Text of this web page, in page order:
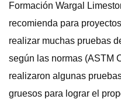
Formación Wargal
recomienda para
realizar muchas pruebas
según las normas (ASTM
realizaron algunas
gruesos para lograr el